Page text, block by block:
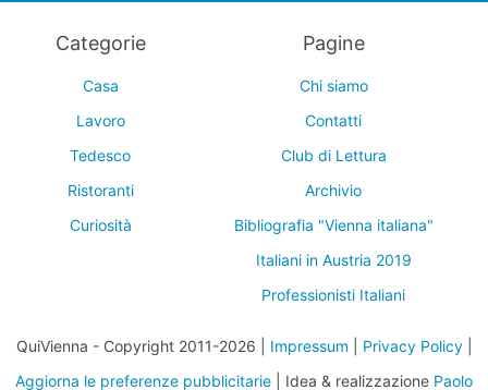
Categorie
Casa
Lavoro
Tedesco
Ristoranti
Curiosità
Pagine
Chi siamo
Contatti
Club di Lettura
Archivio
Bibliografia "Vienna italiana"
Italiani in Austria 2019
Professionisti Italiani
QuiVienna - Copyright 2011-2026 | Impressum Privacy Policy|
Aggiorna le preferenze pubblicitarie | Idea & realizzazione Paolo